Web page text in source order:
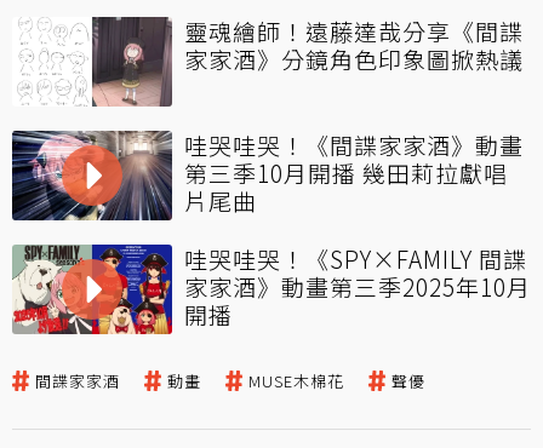
靈魂繪師！遠藤達哉分享《間諜
家家酒》分鏡角色印象圖掀熱議
哇哭哇哭！《間諜家家酒》動畫
第三季10月開播 幾田莉拉獻唱
片尾曲
哇哭哇哭！《SPY×FAMILY 間諜
家家酒》動畫第三季2025年10月
開播
間諜家家酒 動畫 MUSE木棉花 聲優